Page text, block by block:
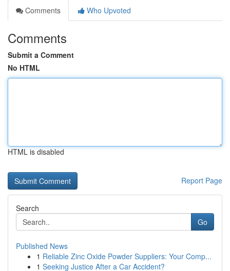
Comments
Who Upvoted
Comments
Submit a Comment
No HTML
HTML is disabled
Report Page
Search
Go
Published News
1 Reliable Zinc Oxide Powder Suppliers: Your Comp...
1 Seeking Justice After a Car Accident?